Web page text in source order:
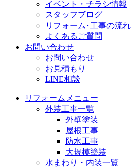
イベント・チラシ情報
スタッフブログ
リフォーム･工事の流れ
よくあるご質問
お問い合わせ
お問い合わせ
お見積もり
LINE相談
リフォームメニュー
外装工事一覧
外壁塗装
屋根工事
防水工事
大規模塗装
水まわり・内装一覧